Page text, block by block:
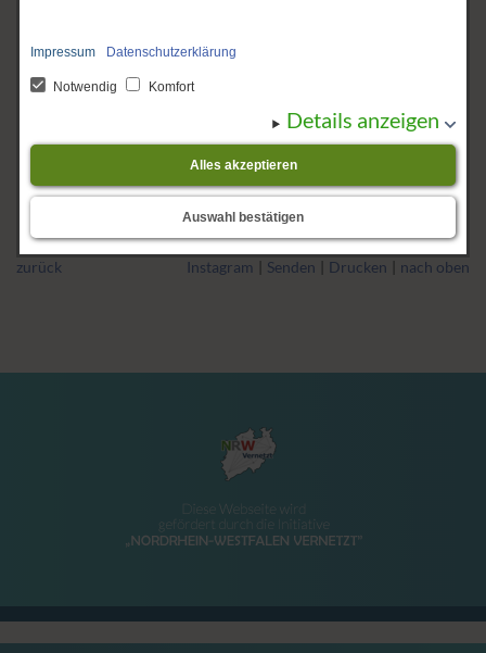
Impressum Datenschutzerklärung
Notwendig Komfort
Details anzeigen
Alles akzeptieren
Auswahl bestätigen
<< Zeitraum von :
Es wurden keine Meldungen gefunden.
zurück Instagram Senden Drucken nach oben